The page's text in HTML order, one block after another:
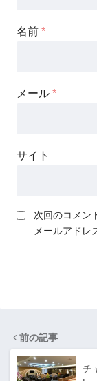
名前 *
メール *
サイト
次回のコメン
メールアドレ
前の記事
チ